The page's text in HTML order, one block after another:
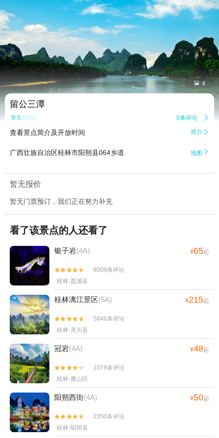
 4
留公三潭
暂无点评 0条评论 
查看景点简介及开放时间 简介 
广西壮族自治区桂林市阳朔县064乡道 地图 
暂无报价
暂无门票预订，我们正在努力补充
看了该景点的人还看了
银子岩(4A) ¥65起


8009条评论
桂林·荔浦县
桂林漓江景区(5A) ¥215起


5848条评论
桂林·灵川县
冠岩(4A) ¥48起


1078条评论
桂林·雁山区
阳朔西街(4A) ¥50起


2350条评论
桂林·阳朔县
